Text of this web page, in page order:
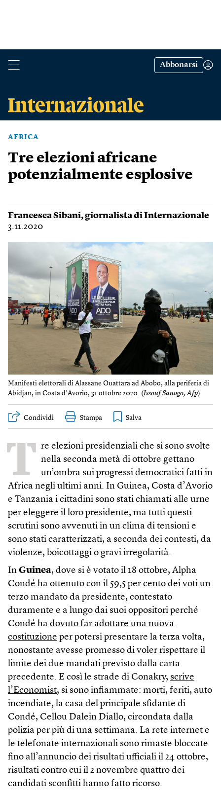
Abbonarsi
AFRICA
Tre elezioni africane
potenzialmente esplosive
Francesca Sibani, giornalista di Internazionale
3.11.2020
Manifesti elettorali di Alassane Ouattara ad Abobo, alla periferia di
Abidjan, in Costa d’Avorio, 31 ottobre 2020. (Issouf Sanogo, Afp)
Condividi Stampa
T re elezioni presidenziali che si sono svolte
nella seconda metà di ottobre gettano
un’ombra sui progressi democratici fatti in
Africa negli ultimi anni. In Guinea, Costa d’Avorio
e Tanzania i cittadini sono stati chiamati alle urne
per eleggere il loro presidente, ma tutti questi
scrutini sono avvenuti in un clima di tensioni e
sono stati caratterizzati, a seconda dei contesti, da
violenze, boicottaggi o gravi irregolarità.
In Guinea, dove si è votato il 18 ottobre, Alpha
Condé ha ottenuto con il 59,5 per cento dei voti un
terzo mandato da presidente, contestato
duramente e a lungo dai suoi oppositori perché
Condé ha dovuto far adottare una nuova
costituzione per potersi presentare la terza volta,
nonostante avesse promesso di voler rispettare il
limite dei due mandati previsto dalla carta
precedente. E così le strade di Conakry, scrive
l’Economist, si sono infiammate: morti, feriti, auto
incendiate, la casa del principale sfidante di
Condé, Cellou Dalein Diallo, circondata dalla
polizia per più di una settimana. La rete internet e
le telefonate internazionali sono rimaste bloccate
fino all’annuncio dei risultati ufficiali il 24 ottobre,
risultati contro cui il 2 novembre quattro dei
candidati sconfitti hanno fatto ricorso.